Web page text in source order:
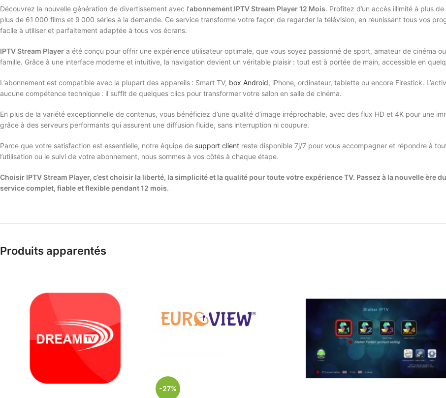
Découvrez la nouvelle génération de divertissement avec l’abonnement IPTV Stream Player 12 Mois. Profitez d’un accès illimité à plus
plus de 61 000 films et 9 000 séries à la demande. Ce service transforme votre façon de regarder la télévision, en réunissant tous vos
facile à utiliser et parfaitement adaptée à tous vos écrans.
IPTV Stream Player a été conçu pour offrir une expérience utilisateur optimale, que vous soyez passionné de sport, amateur de cinéma
famille. Grâce à une interface moderne et intuitive, la navigation devient un véritable plaisir : tout est à portée de main, accessible en
L’abonnement est compatible avec la plupart des appareils : Smart TV, box Android, iPhone, ordinateur, tablette ou encore Firestick.
aucune compétence technique : il suffit de quelques clics pour transformer votre salon en salle de cinéma.
En plus de la variété exceptionnelle de contenus, vous bénéficiez d’une qualité d’image irréprochable, avec des flux HD et 4K pour une
grâce à des serveurs performants qui assurent une diffusion fluide, sans interruption ni coupure.
Parce que votre satisfaction est essentielle, notre équipe de support client reste disponible 7j/7 pour vous accompagner et répondre à
l’utilisation ou le suivi de votre abonnement, nous sommes à vos côtés à chaque étape.
Choisir IPTV Stream Player, c’est choisir la liberté, la simplicité et la qualité pour toute votre expérience TV. Passez à la nouvelle ère
service complet, fiable et flexible pendant 12 mois.
Produits apparentés
-27%